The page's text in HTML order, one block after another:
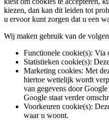
kiezen, dan kan dit leiden tot
u ervoor kunt zorgen dat u een
Wij maken gebruik van de
Functionele cookie(s): Via
Statistieken cookie(s):
Marketing cookies: Met
hiertoe wettelijk wordt
van gegevens door
Google staat verder
Voorkeuren cookie(s):
waar u woont.